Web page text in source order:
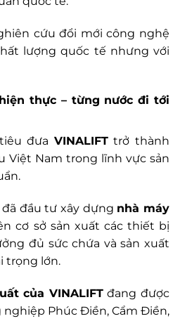
cứu đổi mới công nghệ
lượng quốc tế nhưng với
thực – từng nước đi tới
đưa VINALIFTtrở thành
Việt Nam trong lĩnh vực sản
đã đầu tư xây dựng nhà máy
cơ sở sản xuất các thiết bị
đủ sức chứa và sản xuất
trọng lớn.
của VINALIFTđang được
nghiệp Phúc Điền, Cẩm Điền,